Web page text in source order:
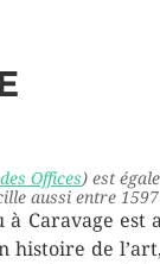
Offices) est
aussi entre
Caravage est
histoire de